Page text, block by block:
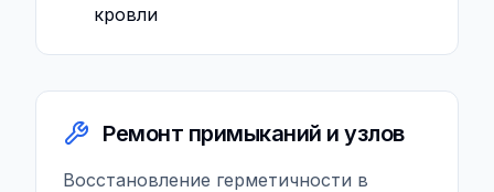
кровли
Ремонт примыканий и узлов
Восстановление герметичности в